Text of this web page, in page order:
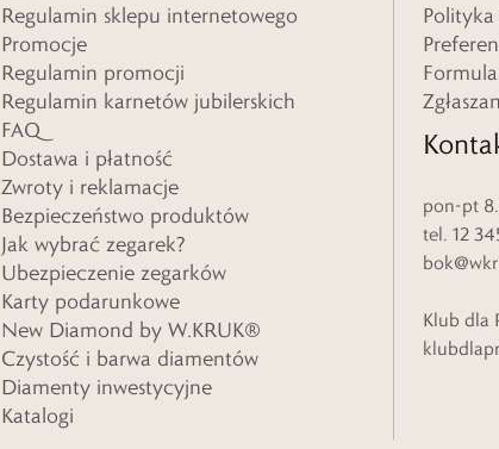
Regulamin sklepu internetowego
Promocje
Regulamin promocji
Regulamin karnetów jubilerskich
FAQ
Dostawa i płatność
Zwroty i reklamacje
Bezpieczeństwo produktów
Jak wybrać zegarek?
Ubezpieczenie zegarków
Karty podarunkowe
New Diamond by W.KRUK®
Czystość i barwa diamentów
Diamenty inwestycyjne
Katalogi
pon-pt
tel. 12
Klub dla